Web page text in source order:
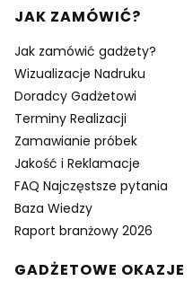
Linki w stopce
JAK ZAMÓWIĆ?
Jak zamówić gadżety?
Wizualizacje Nadruku
Doradcy Gadżetowi
Terminy Realizacji
Zamawianie próbek
Jakość i Reklamacje
FAQ Najczęstsze pytania
Baza Wiedzy
Raport branżowy 2026
GADŻETOWE OKAZJE